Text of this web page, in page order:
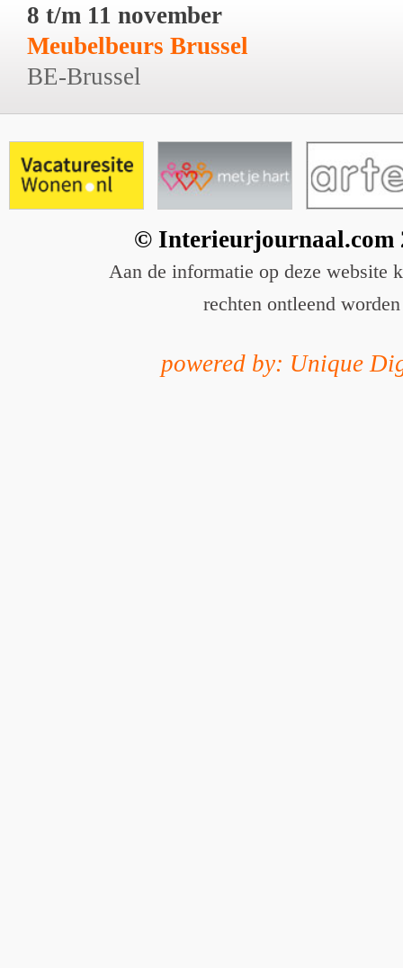
8 t/m 11 november
Meubelbeurs Brussel
BE-Brussel
© Interieurjournaal.com
Aan de informatie op deze website
rechten ontleend worden
powered by: Unique